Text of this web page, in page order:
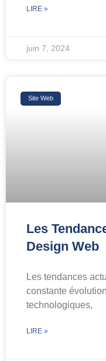
LIRE »
juin 7, 2024
Site Web
Les
Design Web
Les tendances
constante
technologiques,
LIRE »